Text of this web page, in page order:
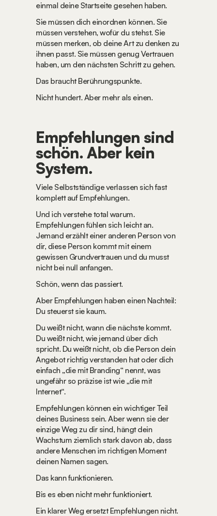
einmal deine Startseite gesehen haben.
Sie müssen dich einordnen können. Sie
müssen verstehen, wofür du stehst. Sie
müssen merken, ob deine Art zu denken zu
ihnen passt. Sie müssen genug Vertrauen
haben, um den nächsten Schritt zu gehen.
Das braucht Berührungspunkte.
Nicht hundert. Aber mehr als einen.
Empfehlungen sind
schön. Aber kein
System.
Viele Selbstständige verlassen sich fast
komplett auf Empfehlungen.
Und ich verstehe total warum.
Empfehlungen fühlen sich leicht an.
Jemand erzählt einer anderen Person von
dir, diese Person kommt mit einem
gewissen Grundvertrauen und du musst
nicht bei null anfangen.
Schön, wenn das passiert.
Aber Empfehlungen haben einen Nachteil:
Du steuerst sie kaum.
Du weißt nicht, wann die nächste kommt.
Du weißt nicht, wie jemand über dich
spricht. Du weißt nicht, ob die Person dein
Angebot richtig verstanden hat oder dich
einfach „die mit Branding“ nennt, was
ungefähr so präzise ist wie „die mit
Internet“.
Empfehlungen können ein wichtiger Teil
deines Business sein. Aber wenn sie der
einzige Weg zu dir sind, hängt dein
Wachstum ziemlich stark davon ab, dass
andere Menschen im richtigen Moment
deinen Namen sagen.
Das kann funktionieren.
Bis es eben nicht mehr funktioniert.
Ein klarer Weg ersetzt Empfehlungen nicht.